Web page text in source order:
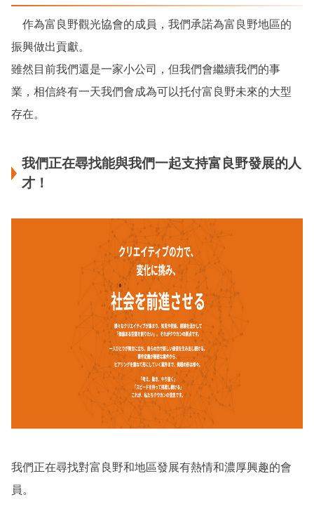
作為富良野觀光協會的成員，我們承諾為富良野地區的
振興做出貢獻。
雖然目前我們還是一家小公司，但我們會繼續我們的事
業，相信終有一天我們會成為可以托付富良野未來的大型
存在。
我們正在尋找能與我們一起支持富良野發展的人
才！
我們正在尋找對富良野和地區發展有熱情和濃厚興趣的會
員。